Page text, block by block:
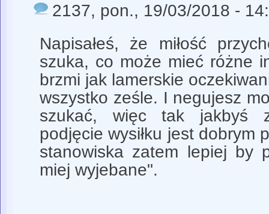
2137, pon., 19/03/2018 -
Napisałeś, że miłość
szuka, co może mieć różne
brzmi jak lamerskie
wszystko ześle. I negujesz
szukać, więc tak jakbyś
podjęcie wysiłku jest dobrym
stanowiska zatem lepiej by
miej wyjebane".